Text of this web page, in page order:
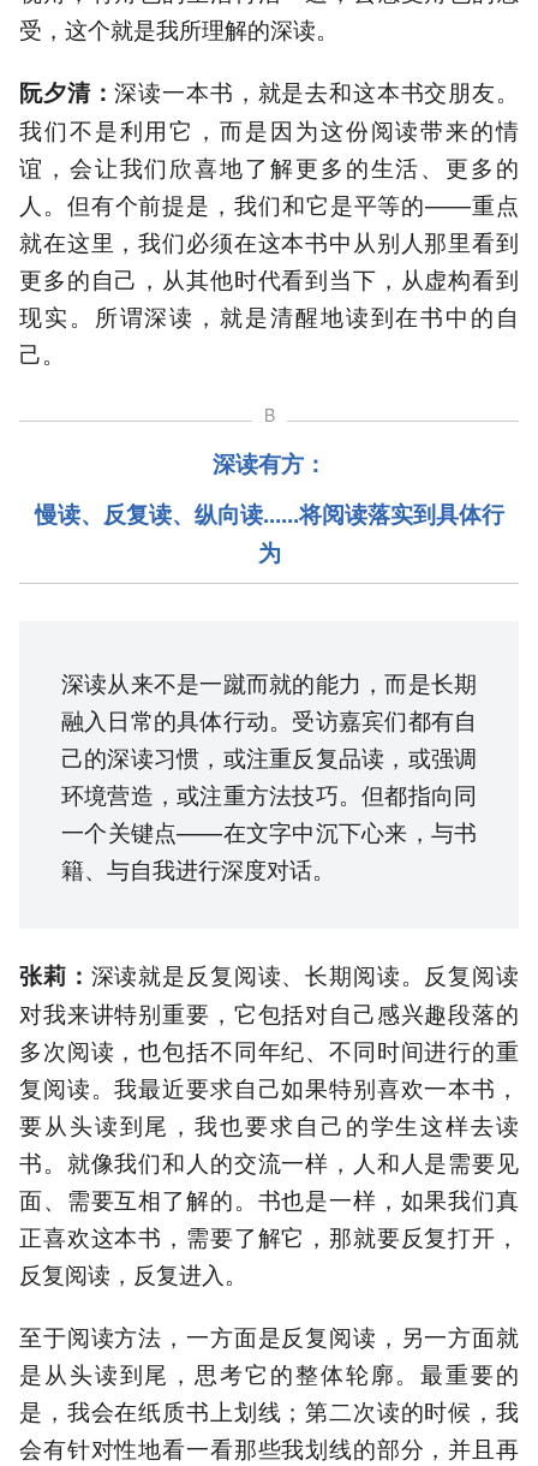
受，这个就是我所理解的深读。
阮夕清：深读一本书，就是去和这本书交朋友。
我们不是利用它，而是因为这份阅读带来的情
谊，会让我们欣喜地了解更多的生活、更多的
人。但有个前提是，我们和它是平等的——重点
就在这里，我们必须在这本书中从别人那里看到
更多的自己，从其他时代看到当下，从虚构看到
现实。所谓深读，就是清醒地读到在书中的自
己。
B
深读有方：
慢读、反复读、纵向读......将阅读落实到具体行
为
深读从来不是一蹴而就的能力，而是长期
融入日常的具体行动。受访嘉宾们都有自
己的深读习惯，或注重反复品读，或强调
环境营造，或注重方法技巧。但都指向同
一个关键点——在文字中沉下心来，与书
籍、与自我进行深度对话。
张莉 ： 深读就是反复阅读、长期阅读。反复阅读
对我来讲特别重要，它包括对自己感兴趣段落的
多次阅读，也包括不同年纪、不同时间进行的重
复阅读。我最近要求自己如果特别喜欢一本书，
要从头读到尾，我也要求自己的学生这样去读
书。就像我们和人的交流一样，人和人是需要见
面、需要互相了解的。书也是一样，如果我们真
正喜欢这本书，需要了解它，那就要反复打开，
反复阅读，反复进入。
至于阅读方法，一方面是反复阅读，另一方面就
是从头读到尾，思考它的整体轮廓。最重要的
是，我会在纸质书上划线；第二次读的时候，我
会有针对性地看一看那些我划线的部分，并且再